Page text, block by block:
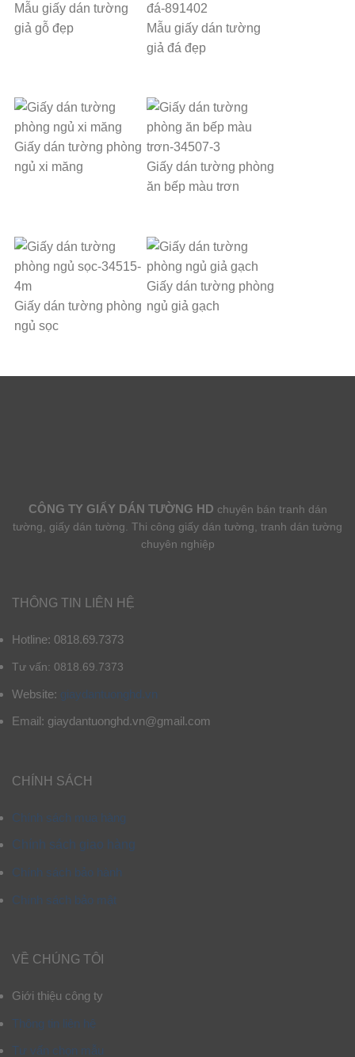
Mẫu giấy dán tường
giả gỗ đẹp
Mẫu giấy dán tường
giả đá đẹp
Giấy dán tường phòng
ngủ xi măng
Giấy dán tường phòng
ăn bếp màu trơn
Giấy dán tường phòng
ngủ sọc
Giấy dán tường phòng
ngủ giả gạch
CÔNG TY GIẤY DÁN TƯỜNG HD chuyên bán tranh dán
tường, giấy dán tường. Thi công giấy dán tường, tranh dán tường
chuyên nghiệp
THÔNG TIN LIÊN HỆ
Hotline: 0818.69.7373
Tư vấn: 0818.69.7373
Website: giaydantuonghd.vn
Email: giaydantuonghd.vn@gmail.com
CHÍNH SÁCH
Chính sách mua hàng
Chính sách giao hàng
Chính sách bảo hành
Chính sách bảo mật
VỀ CHÚNG TÔI
Giới thiệu công ty
Thông tin liên hệ
Tư vấn chọn mẫu